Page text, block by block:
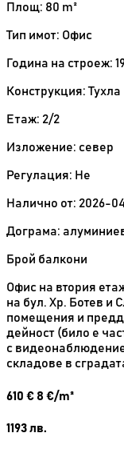
Площ: 80 m²
Тип имот: Офис
Година на строеж:
Конструкция: Тухла
Етаж: 2/2
Изложение: север
Регулация: Не
Налично от: 2026-
Дограма:
Брой балкони
Офис на втория
на бул. Хр. Ботев и
помещения и
дейност (било е
с
складове в
610 € 8 €/m²
1193лв.